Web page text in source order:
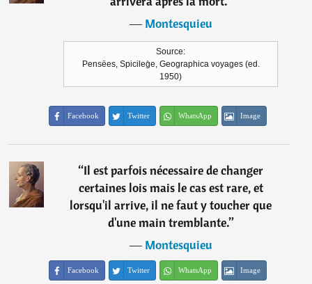
―Montesquieu
Source:
Pensëes, Spicileg̀e, Geographica voyages (ed.
1950)
Facebook Twitter WhatsApp Image
“Il est parfois nécessaire de changer
certaines lois mais le cas est rare, et
lorsqu'il arrive, il ne faut y toucher que
d'une main tremblante.”
―Montesquieu
Facebook Twitter WhatsApp Image